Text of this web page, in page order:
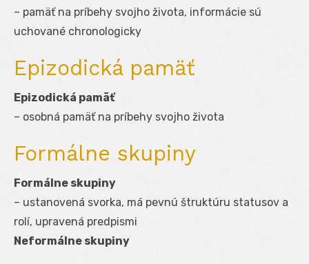
– pamäť na príbehy svojho života, informácie sú
uchované chronologicky
Epizodická pamäť
Epizodická pamäť
– osobná pamäť na príbehy svojho života
Formálne skupiny
Formálne skupiny
– ustanovená svorka, má pevnú štruktúru statusov a
rolí, upravená predpismi
Neformálne skupiny